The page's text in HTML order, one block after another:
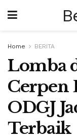
Home BERITA
Lomba
Cerpen
ODGJ
Terbaik